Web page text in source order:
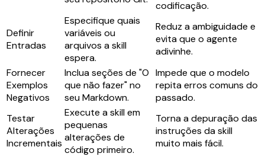
codificação.
Definir
Entradas
Especifique quais
variáveis ou
arquivos a skill
espera.
Reduz a ambiguidade e
evita que o agente
adivinhe.
Fornecer
Exemplos
Negativos
Inclua seções de "O
que não fazer" no
seu Markdown.
Impede que o modelo
repita erros comuns do
passado.
Testar
Alterações
Incrementais
Execute a skill em
pequenas
alterações de
código primeiro.
Torna a depuração das
instruções da skill
muito mais fácil.